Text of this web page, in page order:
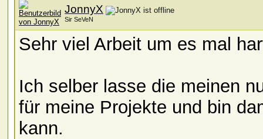
JonnyX
Sir SeVeN
Sehr viel Arbeit um es mal
Ich selber lasse die meinen
für meine Projekte und bin
kann.